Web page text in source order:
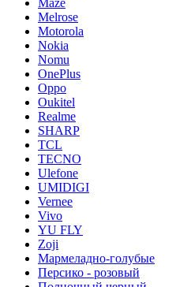
Melrose
Motorola
Nokia
Nomu
OnePlus
Oppo
Oukitel
Realme
SHARP
TCL
TECNO
Ulefone
UMIDIGI
Vernee
Vivo
YU FLY
Zoji
Мармеладно-голубые
Персико - розовый